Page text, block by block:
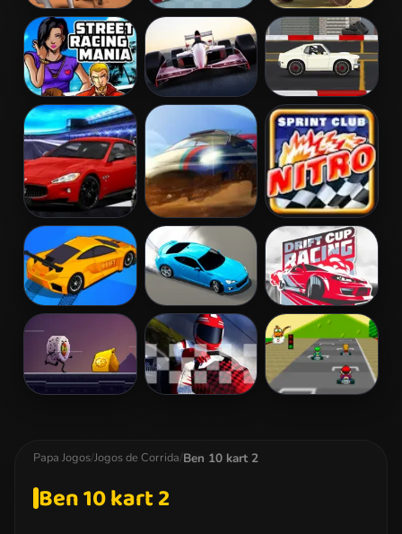
Greyhound
Racing
Formula Fever Extreme Off-
Road Rush
Street Racing
Mania
Grand Prix
Hero
Super Racing
GT Drag Pro
Maserati Gran
Turismo 2018
Rally Racer Sprint Club
Nitro
Drift Racers Shift to Drift Drift Cup
Racing
Papa Jogos/Jogos de Corrida/Ben 10 kart 2
Ben 10 kart 2